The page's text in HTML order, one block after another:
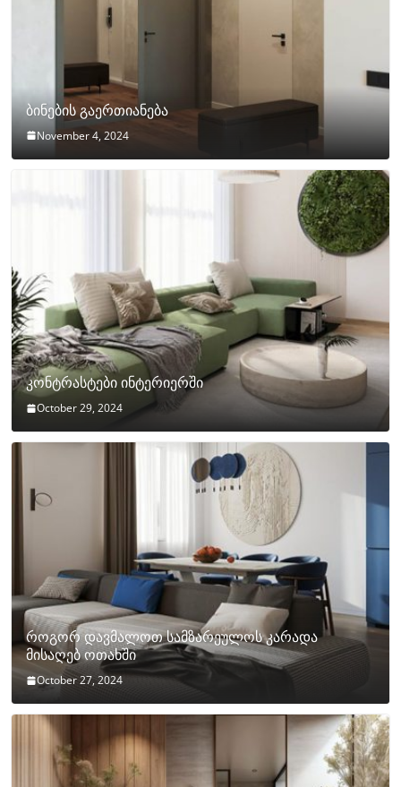
ბინების გაერთიანება
November 4, 2024
კონტრასტები ინტერიერში
October 29, 2024
როგორ დავმალოთ სამზარეულოს კარადა
მისაღებ ოთახში
October 27, 2024